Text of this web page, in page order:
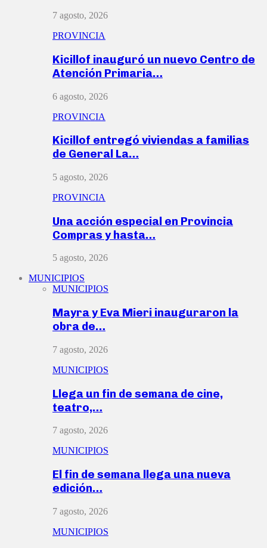
7 agosto, 2026
PROVINCIA
Kicillof inauguró un nuevo Centro de
Atención Primaria…
6 agosto, 2026
PROVINCIA
Kicillof entregó viviendas a familias
de General La…
5 agosto, 2026
PROVINCIA
Una acción especial en Provincia
Compras y hasta…
5 agosto, 2026
MUNICIPIOS
MUNICIPIOS
Mayra y Eva Mieri inauguraron la
obra de…
7 agosto, 2026
MUNICIPIOS
Llega un fin de semana de cine,
teatro,…
7 agosto, 2026
MUNICIPIOS
El fin de semana llega una nueva
edición…
7 agosto, 2026
MUNICIPIOS